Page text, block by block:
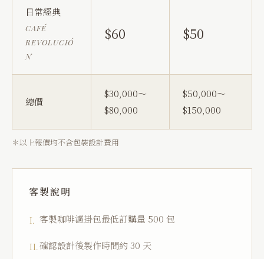
日常經典
CAFÉ
REVOLUCIÓ
N
$60 $50
總價
$30,000～
$80,000
$50,000～
$150,000
＊以上報價均不含包裝設計費用
客製說明
I. 客製咖啡濾掛包最低訂購量 500 包
II.確認設計後製作時間約 30 天